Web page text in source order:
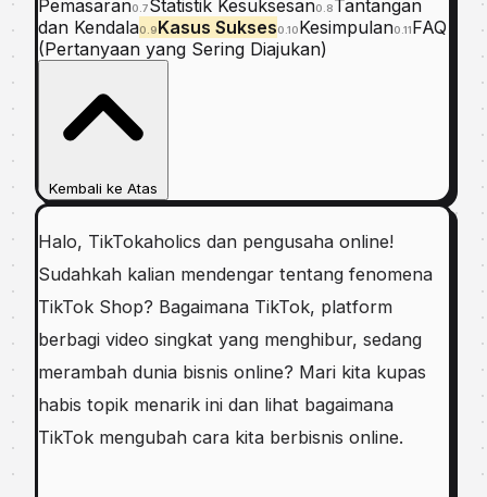
Pemasaran0.7Statistik Kesuksesan0.8Tantangan
dan Kendala0.9Kasus Sukses0.10Kesimpulan0.11FAQ
(Pertanyaan yang Sering Diajukan)
Kembali ke Atas
Halo, TikTokaholics dan pengusaha online!
Sudahkah kalian mendengar tentang fenomena
TikTok Shop? Bagaimana TikTok, platform
berbagi video singkat yang menghibur, sedang
merambah dunia bisnis online? Mari kita kupas
habis topik menarik ini dan lihat bagaimana
TikTok mengubah cara kita berbisnis online.